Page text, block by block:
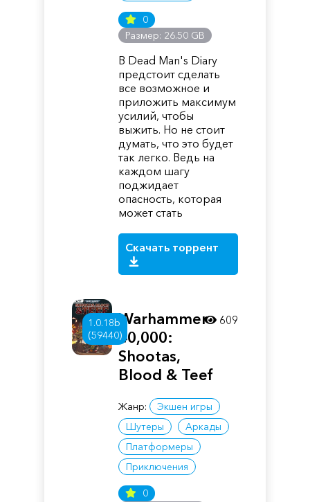
0
Размер: 26.50 GB
В Dead Man's Diary
предстоит сделать
все возможное и
приложить максимум
усилий, чтобы
выжить. Но не стоит
думать, что это будет
так легко. Ведь на
каждом шагу
поджидает
опасность, которая
может стать
Скачать торрент
1.0.18b
(59440)
Warhammer
40,000:
Shootas,
Blood & Teef
Жанр:
Экшен игры
Шутеры
Аркады
Платформеры
Приключения
0
609